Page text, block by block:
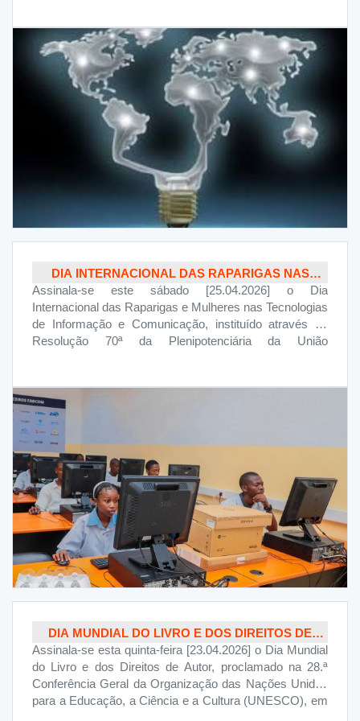
Intelectual Recursos Genéticos, Conhecimento
Tradicional e Folclore , realizada na Suiça, Genebra, em
Março do corrente ano, Angola, como Estado-membro
da OMPI (Organização Mundial da Propriedade
Intelectual), participou activamente na discussão e
negociação de políticas e medidas para a protecção da
Propriedade Intelectual, dos recursos genéticos, do
conhecimento tradicional e do folclore, com o objectivo
de promover o desenvolvimento cultural e económico
criativa que constrói uma Angola Inovadora", Angola
celebra este ano o Dia Mundial da Propriedade
DIA INTERNACIONAL DAS RAPARIGAS NAS
TECNOLOGIAS DE INFORMAÇÃO E
COMUNICAÇÃO
Assinala-se este sábado [25.04.2026] o Dia
Internacional das Raparigas e Mulheres nas Tecnologias
de Informação e Comunicação, instituído através da
Resolução 70ª da Plenipotenciária da União
mulheres. A efeméride propõe-se dar visibilidade às
jovens meninas nas carreiras de ciência, tecnologia,
engenharia e matemática, incentivando-as ao mesmo
tempo a considerar carreiras e a desenvolver
competências no domínio das TIC, como forma de
promover a igualdade de género e a inclusão digital. O
Executivo angolano, através do Ministério das
Telecomunicações, Tecnologias de Informação e
Comunicação Social (MINTTICS), incentiva a
participação de raparigas em cursos técnicos,
destacando-se instituições como o Instituto de
Telecomunicações (ITEL), que conta com muitas
DIA MUNDIAL DO LIVRO E DOS DIREITOS DE
AUTOR
Assinala-se esta quinta-feira [23.04.2026] o Dia Mundial
do Livro e dos Direitos de Autor, proclamado na 28.ª
Conferência Geral da Organização das Nações Unidas
para a Educação, a Ciência e a Cultura (UNESCO), em